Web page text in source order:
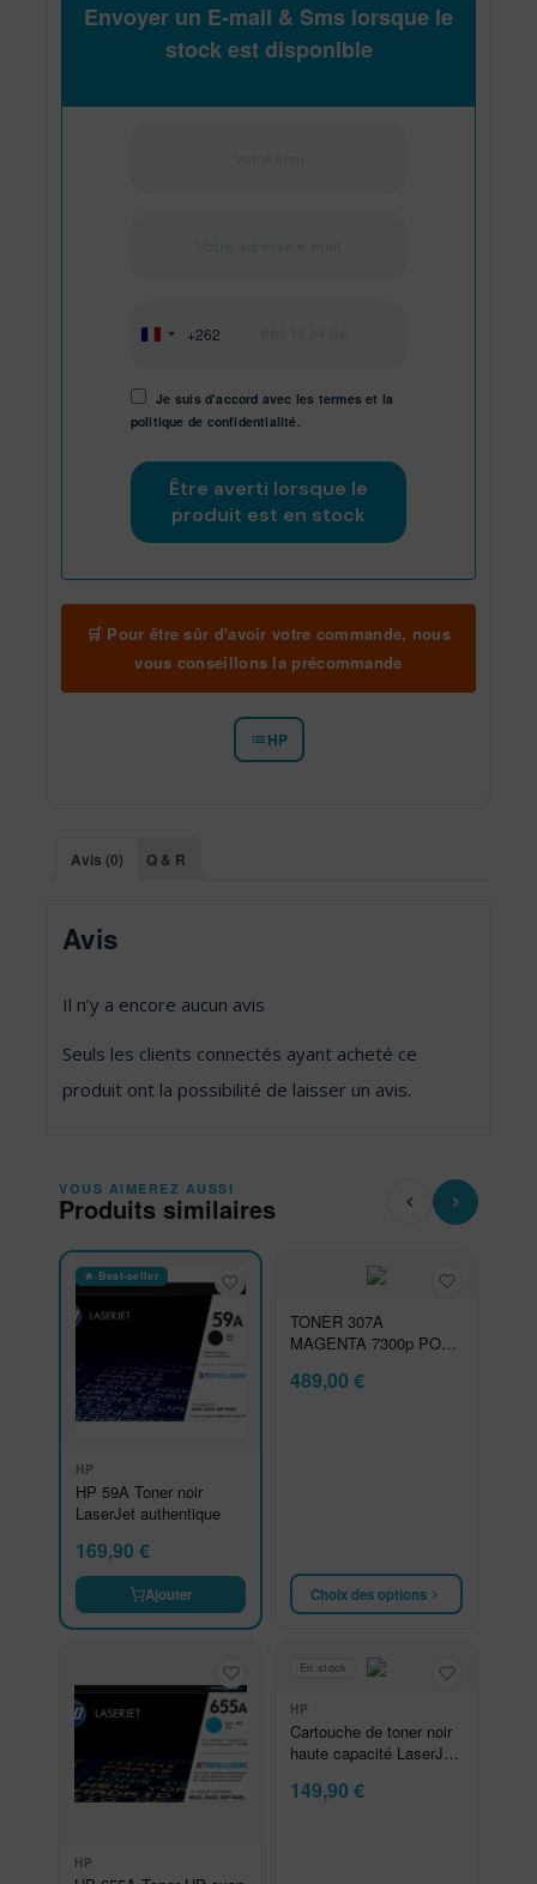
Envoyer un E-mail & Sms lorsque le
stock est disponible
Réunion
+262
Je suis d'accord avec les termeset la
politique de confidentialité.
🛒 Pour être sûr d'avoir votre commande, nous
vous conseillons la précommande
HP
Avis (0) Q & R
Avis
Il n’y a encore aucun avis
Seuls les clients connectés ayant acheté ce
produit ont la possibilité de laisser un avis.
VOUS AIMEREZ AUSSI
Produits similaires
★ Best-seller
HP
HP 59A Toner noir
LaserJet authentique
169,90 €
Ajouter
TONER 307A
MAGENTA 7300p POUR
489,00 €
Choix des options
HP
En stock
HP
Cartouche de toner noir
haute capacité LaserJet
149,90 €